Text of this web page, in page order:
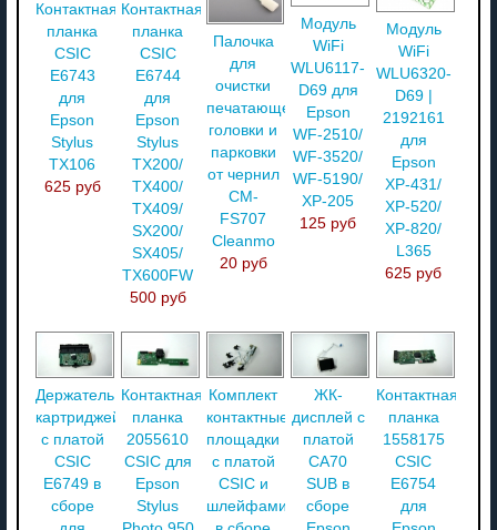
Контактная
планка
CSIC
E6743
для
Epson
Stylus
TX106
625 руб
Контактная
планка
CSIC
E6744
для
Epson
Stylus
TX200/
TX400/
TX409/
SX200/
SX405/
TX600FW
500 руб
Палочка
для
очистки
печатающей
головки и
парковки
от чернил
CM-
FS707
Cleanmo
20 руб
Модуль
WiFi
WLU6117-
D69 для
Epson
WF-2510/
WF-3520/
WF-5190/
XP-205
125 руб
Модуль
WiFi
WLU6320-
D69 |
2192161
для
Epson
XP-431/
XP-520/
XP-820/
L365
625 руб
Держатель
картриджей
с платой
CSIC
E6749 в
сборе
Контактная
планка
2055610
CSIC для
Epson
Stylus
Комплект
контактные
площадки
с платой
CSIC и
шлейфами
ЖК-
дисплей с
платой
CA70
SUB в
сборе
Контактная
планка
1558175
CSIC
E6754
для